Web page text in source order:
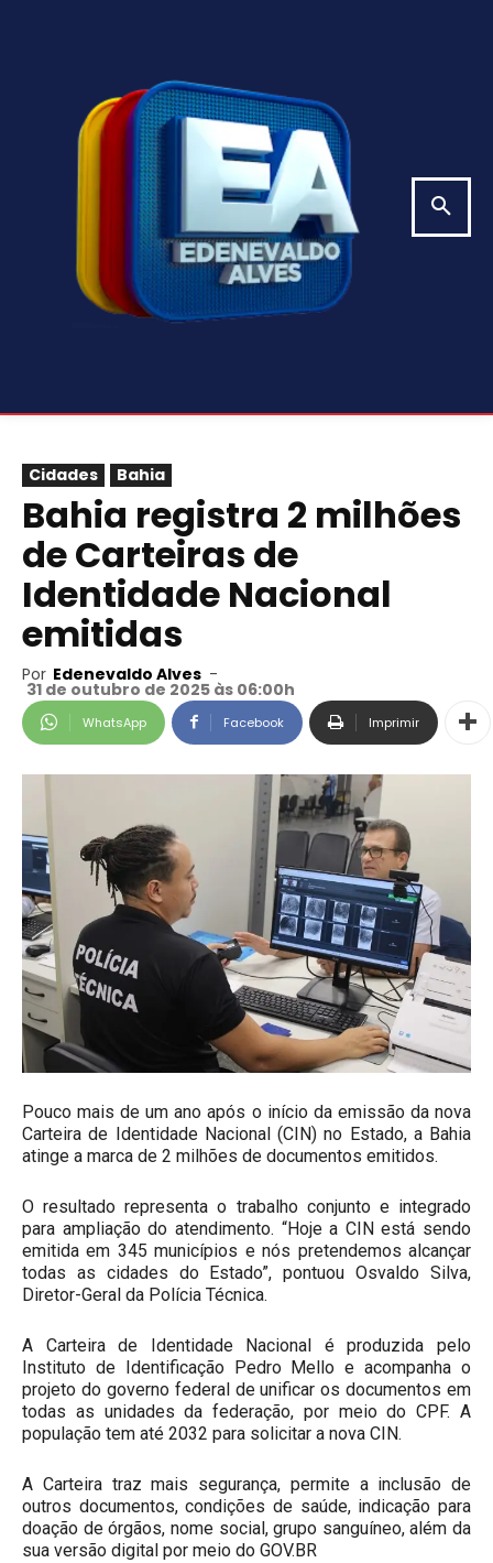
Cidades Bahia
Bahia registra 2 milhões
de Carteiras de
Identidade Nacional
emitidas
Por Edenevaldo Alves -
31 de outubro de 2025 às 06:00h
WhatsApp Facebook Imprimir
Pouco mais de um ano após o início da emissão da nova
Carteira de Identidade Nacional (CIN) no Estado, a Bahia
atinge a marca de 2 milhões de documentos emitidos.
O resultado representa o trabalho conjunto e integrado
para ampliação do atendimento. “Hoje a CIN está sendo
emitida em 345 municípios e nós pretendemos alcançar
todas as cidades do Estado”, pontuou Osvaldo Silva,
Diretor-Geral da Polícia Técnica.
A Carteira de Identidade Nacional é produzida pelo
Instituto de Identificação Pedro Mello e acompanha o
projeto do governo federal de unificar os documentos em
todas as unidades da federação, por meio do CPF. A
população tem até 2032 para solicitar a nova CIN.
A Carteira traz mais segurança, permite a inclusão de
outros documentos, condições de saúde, indicação para
doação de órgãos, nome social, grupo sanguíneo, além da
sua versão digital por meio do GOV.BR